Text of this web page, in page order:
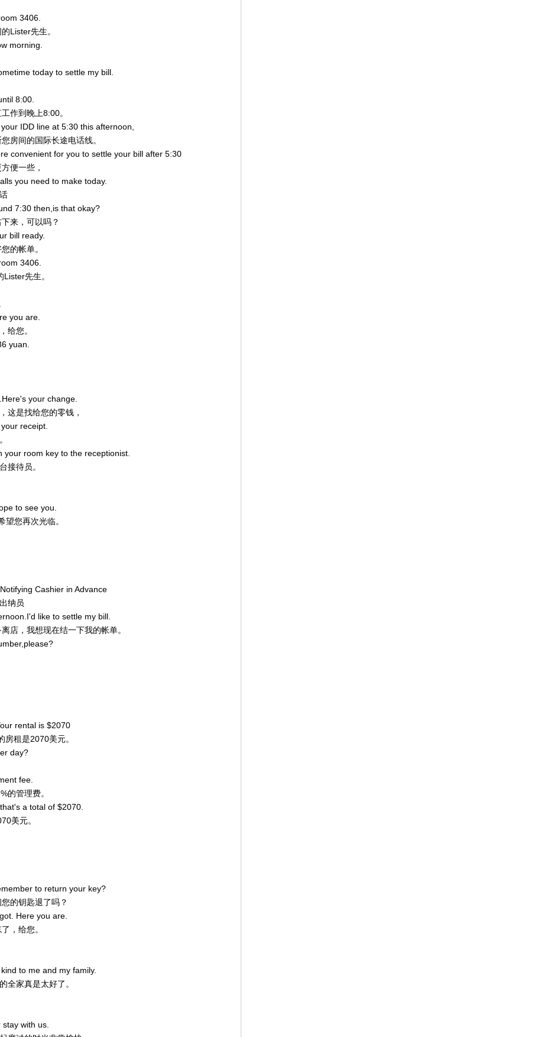
3406.
Lister先生。
morning.
today to settle my bill.
8:00.
作到晚上8:00。
IDD line at 5:30 this afternoon,
房间的国际长途电话线。
convenient for you to settle your bill after 5:30
便一些，
you need to make today.
7:30 then,is that okay?
来，可以吗？
bill ready.
的帐单。
3406.
先生。
you are.
给您。
yuan.
your change.
这是找给您的零钱，
receipt.
room key to the receptionist.
接待员。
to see you.
您再次光临。
Cashier in Advance
纳员
like to settle my bill.
店，我想现在结一下我的帐单。
rental is $2070
租是2070美元。
day?
fee.
的管理费。
a total of $2070.
美元。
to return your key?
的钥匙退了吗？
Here you are.
，给您。
to me and my family.
全家真是太好了。
with us.